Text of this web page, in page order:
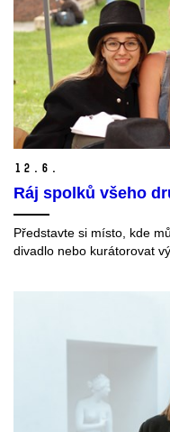
12. 6.
Ráj spolků všeho
Představte si místo, kde
divadlo nebo kurátorovat